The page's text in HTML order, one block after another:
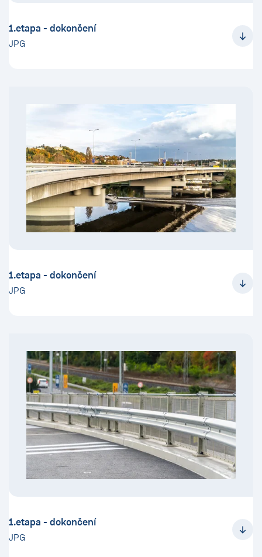
1.etapa - dokončení
JPG
1.etapa - dokončení
JPG
1.etapa - dokončení
JPG